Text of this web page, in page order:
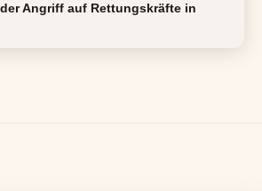
Angriff auf Rettungskräfte in